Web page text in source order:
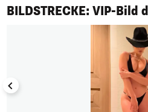
BILDSTRECKE: VIP-Bild
1/50